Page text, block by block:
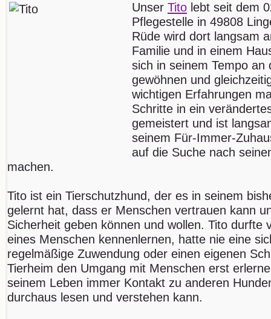
Unser Tito lebt seit dem
Pflegestelle in 49808
Rüde wird dort langsam
Familie und in einem
sich in seinem Tempo an
gewöhnen und
wichtigen Erfahrungen
Schritte in ein
gemeistert und ist
seinem Für-Immer-
auf die Suche nach
machen.
Tito ist ein Tierschutzhund, der es in seinem
gelernt hat, dass er Menschen vertrauen kann
Sicherheit geben können und wollen. Tito durfte
eines Menschen kennenlernen, hatte nie eine
regelmäßige Zuwendung oder einen eigenen
Tierheim den Umgang mit Menschen erst
seinem Leben immer Kontakt zu anderen
durchaus lesen und verstehen kann.